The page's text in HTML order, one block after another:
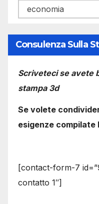
Categorie
Consulenza Sulla
Scriveteci se avete
stampa 3d
Se volete
esigenze compilate
[contact-form-7
contatto 1″]